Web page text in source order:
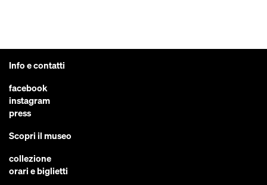
Info e contatti
facebook
instagram
press
Scopri il museo
collezione
orari e biglietti